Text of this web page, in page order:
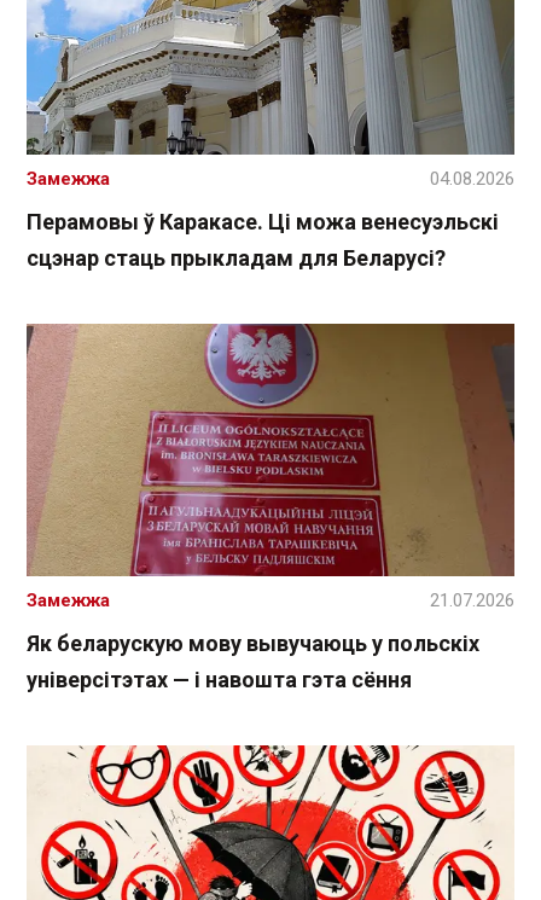
Перамовы ў Каракасе. Ці можа венесуэльскі
сцэнар стаць прыкладам для Беларусі?
Замежжа 04.08.2026
Як беларускую мову вывучаюць у польскіх
універсітэтах — і навошта гэта сёння
Замежжа 21.07.2026